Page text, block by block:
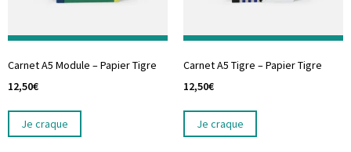
Carnet A5 Module – Papier Tigre
12,50€
Je craque
Carnet A5 Tigre – Papier Tigre
12,50€
Je craque